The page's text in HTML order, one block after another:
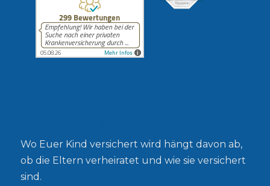
Wo Euer Kind versichert wird hängt davon ab,
ob die Eltern verheiratet und wie sie versichert
sind.